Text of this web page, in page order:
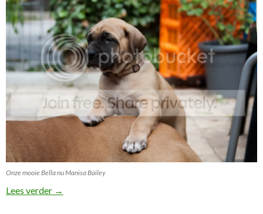
Onze mooie Bella nu Manisa Bailey
Lees verder Op bezoek bij Manisa Bibi en ome Diezel!
→